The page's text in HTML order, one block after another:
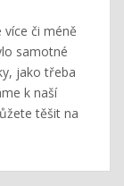
či méně
samotné
jako třeba
k naší
těšit na